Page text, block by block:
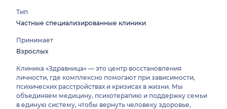
Тип
Частные специализированные клиники
Принимает
Взрослых
Клиника «Здравница» — это центр восстановления
личности, где комплексно помогают при зависимости,
психических расстройствах и кризисах в жизни. Мы
объединяем медицину, психотерапию и поддержку семьи
в единую систему, чтобы вернуть человеку здоровье,